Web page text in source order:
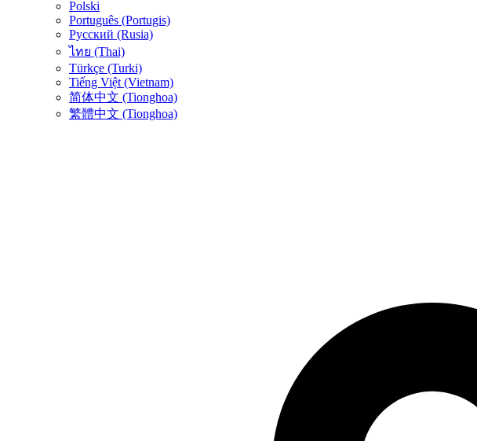
Polski
Português (Portugis)
Русский (Rusia)
ไทย (Thai)
Türkçe (Turki)
Tiếng Việt (Vietnam)
简体中文 (Tionghoa)
繁體中文 (Tionghoa)